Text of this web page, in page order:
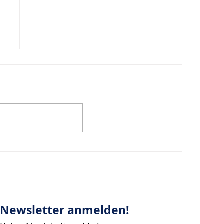
Newsletter anmelden!